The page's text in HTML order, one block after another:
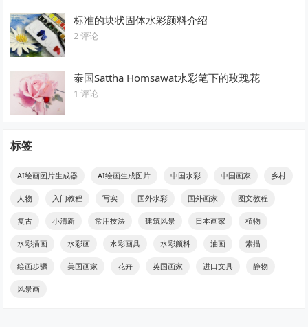
标准的块状固体水彩颜料介绍
2 评论
泰国Sattha Homsawat水彩笔下的玫瑰花
1 评论
标签
AI绘画图片生成器 AI绘画生成图片 中国水彩 中国画家 乡村
人物 入门教程 写实 国外水彩 国外画家 图文教程
复古 小清新 常用技法 建筑风景 日本画家 植物
水彩插画 水彩画 水彩画具 水彩颜料 油画 素描
绘画步骤 美国画家 花卉 英国画家 进口文具 静物
风景画